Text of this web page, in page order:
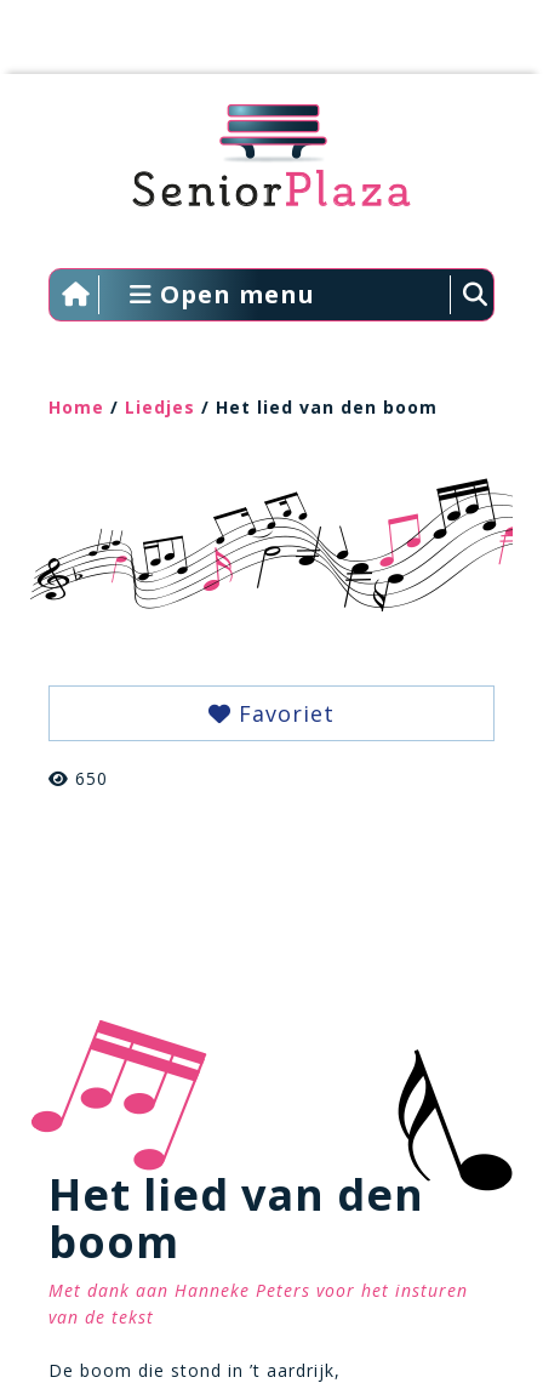
Open menu
Home / Liedjes / Het lied van den boom
Favoriet
650
Het lied van den
boom
Met dank aan Hanneke Peters voor het insturen
van de tekst
De boom die stond in ’t aardrijk,